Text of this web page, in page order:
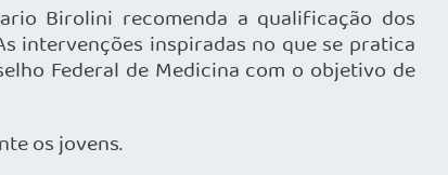
Birolini recomenda a qualificação dos
intervenções inspiradas no que se pratica
Federal de Medicina com o objetivo de
os jovens.